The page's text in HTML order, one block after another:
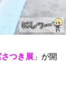
つき展」が開